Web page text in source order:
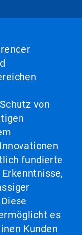
von
fundierte
es
Kunden